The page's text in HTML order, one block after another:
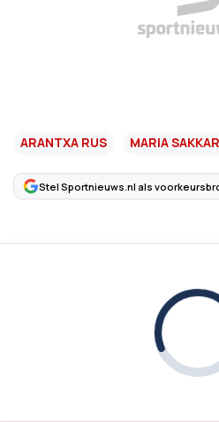
ARANTXA RUS MARIA
Stel Sportnieuws.nl als